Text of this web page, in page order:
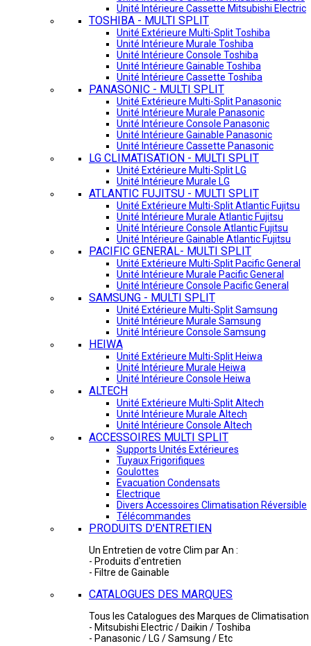
Unité Intérieure Cassette Mitsubishi Electric
TOSHIBA - MULTI SPLIT
Unité Extérieure Multi-Split Toshiba
Unité Intérieure Murale Toshiba
Unité Intérieure Console Toshiba
Unité Intérieure Gainable Toshiba
Unité Intérieure Cassette Toshiba
PANASONIC - MULTI SPLIT
Unité Extérieure Multi-Split Panasonic
Unité Intérieure Murale Panasonic
Unité Intérieure Console Panasonic
Unité Intérieure Gainable Panasonic
Unité Intérieure Cassette Panasonic
LG CLIMATISATION - MULTI SPLIT
Unité Extérieure Multi-Split LG
Unité Intérieure Murale LG
ATLANTIC FUJITSU - MULTI SPLIT
Unité Extérieure Multi-Split Atlantic Fujitsu
Unité Intérieure Murale Atlantic Fujitsu
Unité Intérieure Console Atlantic Fujitsu
Unité Intérieure Gainable Atlantic Fujitsu
PACIFIC GENERAL- MULTI SPLIT
Unité Extérieure Multi-Split Pacific General
Unité Intérieure Murale Pacific General
Unité Intérieure Console Pacific General
SAMSUNG - MULTI SPLIT
Unité Extérieure Multi-Split Samsung
Unité Intérieure Murale Samsung
Unité Intérieure Console Samsung
HEIWA
Unité Extérieure Multi-Split Heiwa
Unité Intérieure Murale Heiwa
Unité Intérieure Console Heiwa
ALTECH
Unité Extérieure Multi-Split Altech
Unité Intérieure Murale Altech
Unité Intérieure Console Altech
ACCESSOIRES MULTI SPLIT
Supports Unités Extérieures
Tuyaux Frigorifiques
Goulottes
Evacuation Condensats
Electrique
Divers Accessoires Climatisation Réversible
Télécommandes
PRODUITS D'ENTRETIEN
Un Entretien de votre Clim par An :
- Produits d'entretien
- Filtre de Gainable
CATALOGUES DES MARQUES
Tous les Catalogues des Marques de Climatisation
- Mitsubishi Electric / Daikin / Toshiba
- Panasonic / LG / Samsung / Etc